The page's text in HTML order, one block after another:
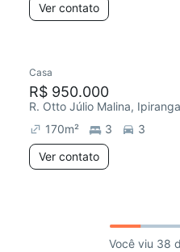
Ver contato
Casa
R$ 950.000
R. Otto Júlio Malina, Ipiranga
170m² 3
3
Ver contato
Você viu 38